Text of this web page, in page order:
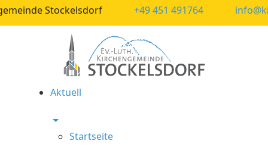
Stockelsdorf +49 451 491764
Aktuell
Startseite